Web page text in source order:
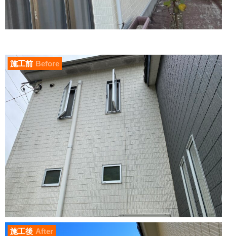
施工前 Before
施工後 After